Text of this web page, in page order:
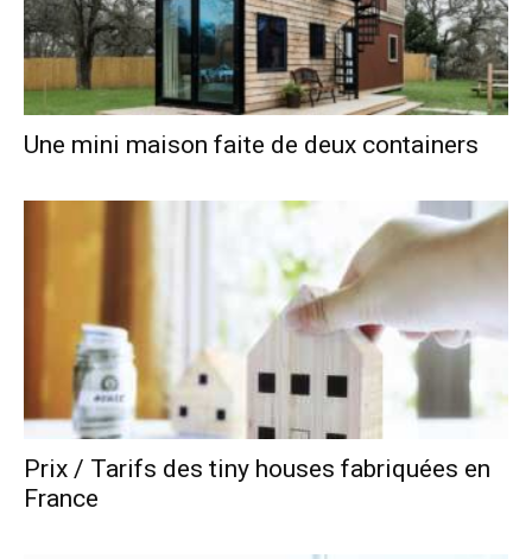
Une mini maison faite de deux containers
Prix / Tarifs des tiny houses fabriquées en
France